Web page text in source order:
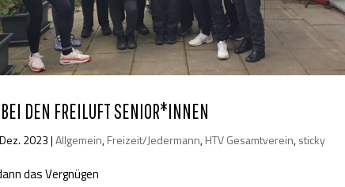
DEN FREILUFT SENIOR*INNEN
2023|Allgemein,Freizeit/Jedermann,HTV Gesamtverein,sticky
das Vergnügen